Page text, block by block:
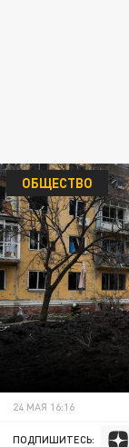
ОБЩЕСТВО
24 МАЯ 16:16
ПОДПИШИТЕСЬ: